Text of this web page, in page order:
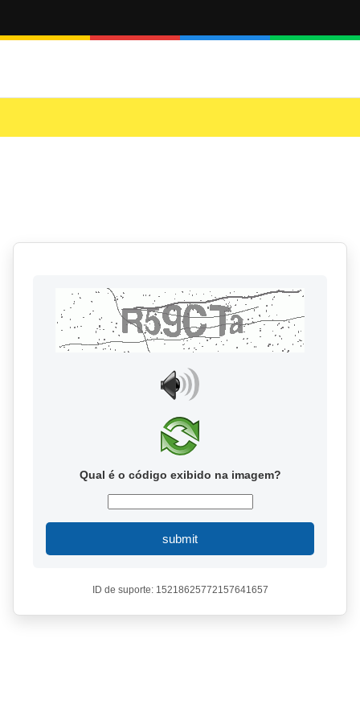
Qual é o código exibido na imagem?
submit
ID de suporte: 15218625772157641657